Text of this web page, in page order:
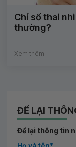
Chỉ số thai
thường?
Xem thêm
ĐỂ LẠI
Để lại thông tin